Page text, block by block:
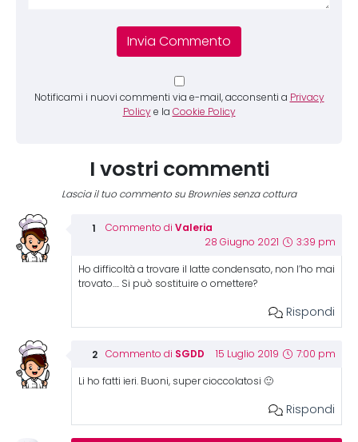
Notificami i nuovi commenti via e-mail, acconsenti a Privacy
Policy e la Cookie Policy
I vostri commenti
Lascia il tuo commento su Brownies senza cottura
Commento di Valeria
28 Giugno 2021 3:39 pm
Ho difficoltà a trovare il latte condensato, non l’ho mai
trovato…. Si può sostituire o omettere?
Rispondi
Commento di SGDD 15 Luglio 2019 7:00 pm
Li ho fatti ieri. Buoni, super cioccolatosi 🙂
Rispondi